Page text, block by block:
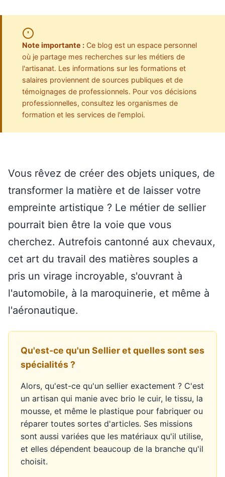
Note importante : Ce blog est un espace personnel
où je partage mes recherches sur les métiers de
l'artisanat. Les informations sur les formations et
salaires proviennent de sources publiques et de
témoignages de professionnels. Pour vos décisions
professionnelles, consultez les organismes de
formation et les services de l'emploi.
Vous rêvez de créer des objets uniques, de
transformer la matière et de laisser votre
empreinte artistique ? Le métier de sellier
pourrait bien être la voie que vous
cherchez. Autrefois cantonné aux chevaux,
cet art du travail des matières souples a
pris un virage incroyable, s'ouvrant à
l'automobile, à la maroquinerie, et même à
l'aéronautique.
Qu'est-ce qu'un Sellier et quelles sont ses
spécialités ?
Alors, qu'est-ce qu'un sellier exactement ? C'est
un artisan qui manie avec brio le cuir, le tissu, la
mousse, et même le plastique pour fabriquer ou
réparer toutes sortes d'articles. Ses missions
sont aussi variées que les matériaux qu'il utilise,
et elles dépendent beaucoup de la branche qu'il
choisit.